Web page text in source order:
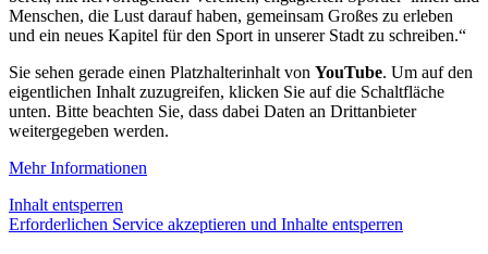
Menschen, die Lust darauf haben, gemeinsam Großes zu erleben
und ein neues Kapitel für den Sport in unserer Stadt zu schreiben.“
Sie sehen gerade einen Platzhalterinhalt von YouTube. Um auf den
eigentlichen Inhalt zuzugreifen, klicken Sie auf die Schaltfläche
unten. Bitte beachten Sie, dass dabei Daten an Drittanbieter
weitergegeben werden.
Mehr Informationen
Inhalt entsperren
Erforderlichen Service akzeptieren und Inhalte entsperren